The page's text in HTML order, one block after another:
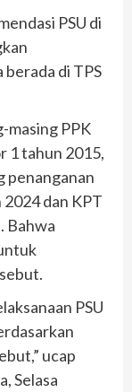
PSU di
berada di TPS
masing PPK
1 tahun 2015,
penanganan
dan KPT
Bahwa
PSU
ucap
Selasa